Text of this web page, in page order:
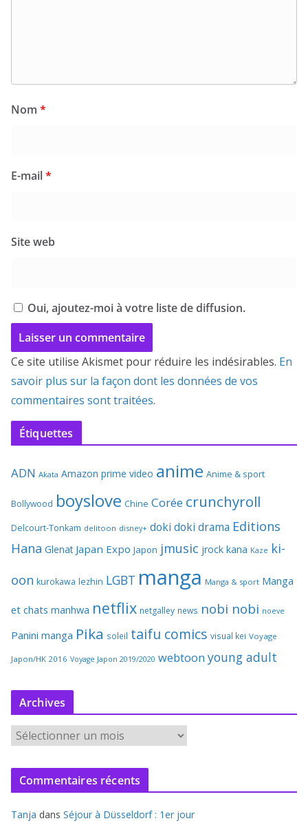
Nom *
E-mail*
Site web
Oui, ajoutez-moi à votre liste de diffusion.
Ce site utilise Akismet pour réduire les indésirables. En
savoir plus sur la façon dont les données de vos
commentaires sont traitées.
Étiquettes
ADN Akata Amazon prime video anime Anime & sport
Bollywood boyslove Chine Corée crunchyroll
Delcourt-Tonkam delitoon disney+ doki doki drama Editions
Hana Glenat Japan Expo Japon jmusic jrock kana Kaze ki-
oon kurokawa lezhin LGBT manga Manga & sport Manga
et chats manhwa netflix netgalley news nobi nobi noeve
Panini manga Pika soleil taifu comics visual kei Voyage
Japon/HK 2016 Voyage Japon 2019/2020 webtoon young adult
Archives
r
c
v
Commentaires récents
Tanja dans Séjour à Düsseldorf : 1er jour